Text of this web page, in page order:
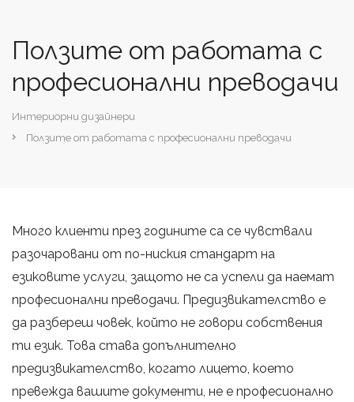
Ползите от работата с
професионални преводачи
Интериорни дизайнери
Ползите от работата с професионални преводачи
Много клиенти през годините са се чувствали
разочаровани от по-ниския стандарт на
езиковите услуги, защото не са успели да наемат
професионални преводачи. Предизвикателство е
да разбереш човек, който не говори собствения
ти език. Това става допълнително
предизвикателство, когато лицето, което
превежда вашите документи, не е професионално